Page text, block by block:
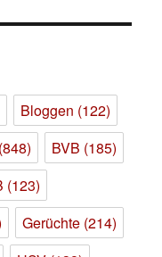
Bloggen (122)
(848) BVB (185)
(123)
Gerüchte (214)